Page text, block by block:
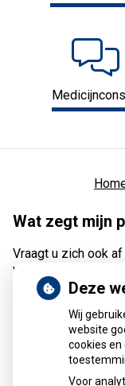
Wat zegt mijn
Vraagt u zich ook
wordt?
Het is belangrijk
die u nodig heeft
verzekerd bent,
de hoogte bent.
zorgkosten vergoed
Deze
Wij
website
cookies
Voor